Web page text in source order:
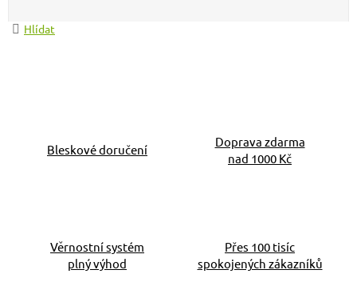
Hlídat
Bleskové doručení
Doprava zdarma
nad 1000 Kč
Věrnostní systém
plný výhod
Přes 100 tisíc
spokojených zákazníků